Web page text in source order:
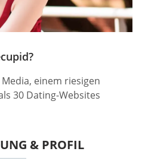
einem riesigen
30 Dating-Websites
& PROFIL